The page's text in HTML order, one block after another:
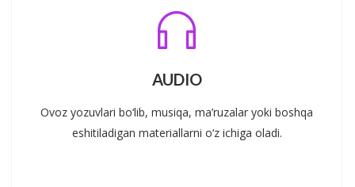
AUDIO
Ovoz yozuvlari bo‘lib, musiqa, ma’ruzalar yoki boshqa
eshitiladigan materiallarni o‘z ichiga oladi.